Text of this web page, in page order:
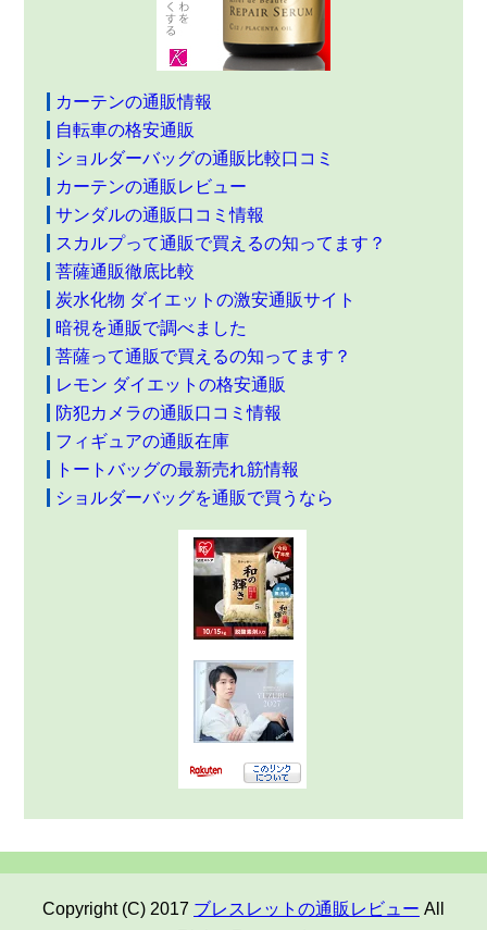
カーテンの通販情報
自転車の格安通販
ショルダーバッグの通販比較口コミ
カーテンの通販レビュー
サンダルの通販口コミ情報
スカルプって通販で買えるの知ってます？
菩薩通販徹底比較
炭水化物 ダイエットの激安通販サイト
暗視を通販で調べました
菩薩って通販で買えるの知ってます？
レモン ダイエットの格安通販
防犯カメラの通販口コミ情報
フィギュアの通販在庫
トートバッグの最新売れ筋情報
ショルダーバッグを通販で買うなら
Copyright (C) 2017 ブレスレットの通販レビュー All